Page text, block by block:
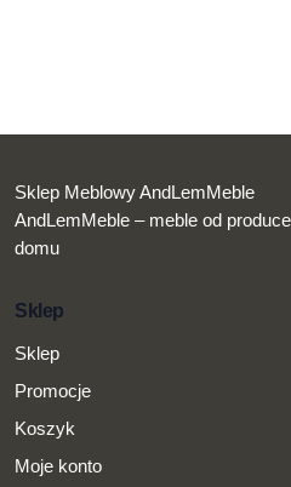
Sklep Meblowy AndLemMeble
AndLemMeble – meble od
domu
Sklep
Sklep
Promocje
Koszyk
Moje konto